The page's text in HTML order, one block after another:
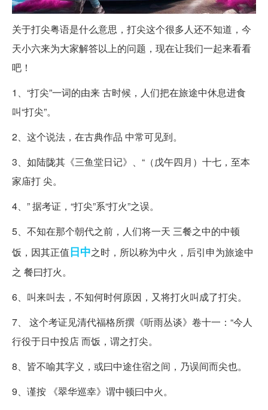
关于打尖粤语是什么意思，打尖这个很多人还不知道，今
天小六来为大家解答以上的问题，现在让我们一起来看看
吧！
1、“打尖”一词的由来 古时候，人们把在旅途中休息进食
叫“打尖”。
2、这个说法，在古典作品 中常可见到。
3、如陆陇其《三鱼堂日记》、“（戊午四月）十七，至本
家庙打 尖。
4、” 据考证，“打尖”系“打火”之误。
5、不知在那个朝代之前，人们将一天 三餐之中的中顿
饭，因其正值日中之时，所以称为中火，后引申为旅途中
之 餐曰打火。
6、叫来叫去，不知何时何原因，又将打火叫成了打尖。
7、 这个考证见清代福格所撰《听雨丛谈》卷十一：“今人
行役于日中投店 而饭，谓之打尖。
8、皆不喻其字义，或曰中途住宿之间，乃误间而尖也。
9、谨按 《翠华巡幸》谓中顿曰中火。